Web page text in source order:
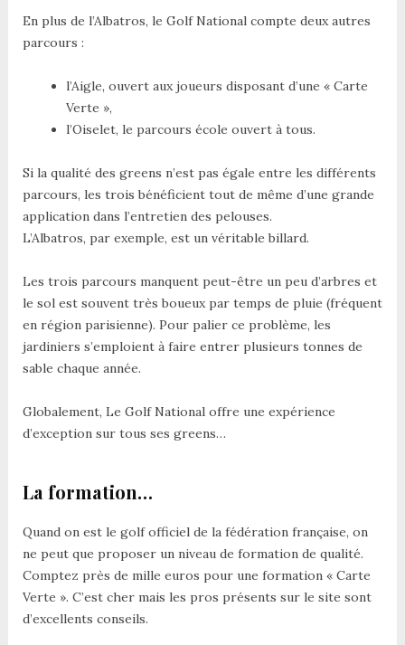
En plus de l’Albatros, le Golf National compte deux autres
parcours :
l’Aigle, ouvert aux joueurs disposant d’une « Carte
Verte »,
l’Oiselet, le parcours école ouvert à tous.
Si la qualité des greens n’est pas égale entre les différents
parcours, les trois bénéficient tout de même d’une grande
application dans l’entretien des pelouses.
L’Albatros, par exemple, est un véritable billard.
Les trois parcours manquent peut-être un peu d’arbres et
le sol est souvent très boueux par temps de pluie (fréquent
en région parisienne). Pour palier ce problème, les
jardiniers s’emploient à faire entrer plusieurs tonnes de
sable chaque année.
Globalement, Le Golf National offre une expérience
d’exception sur tous ses greens…
La formation…
Quand on est le golf officiel de la fédération française, on
ne peut que proposer un niveau de formation de qualité.
Comptez près de mille euros pour une formation « Carte
Verte ». C’est cher mais les pros présents sur le site sont
d’excellents conseils.